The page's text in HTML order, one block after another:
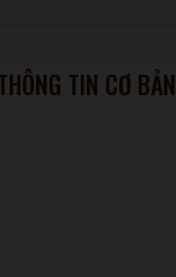
TIN CƠ BẢN